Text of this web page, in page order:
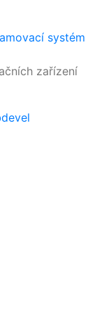
systém
zařízení